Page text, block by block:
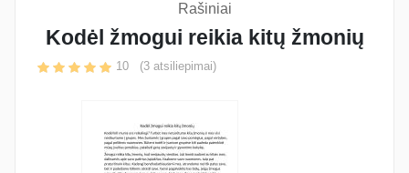
Rašiniai
Kodėl žmogui reikia kitų žmonių
10 (3 atsiliepimai)